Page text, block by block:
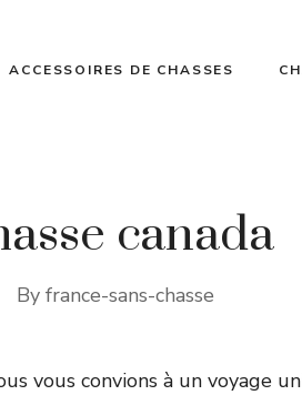
ACCESSOIRES DE CHASSES
canada
By france-sans-chasse
vous convions à un voyage